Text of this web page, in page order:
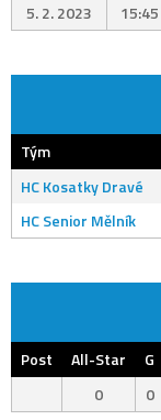
5. 2. 2023
15:45
Tým
HC Kosatky Dravé
HC Senior Mělník
Post All-Star G
0
0